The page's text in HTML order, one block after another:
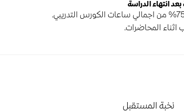
انتهاء الدراسة
اثناء المحاضرات.
نخبة المستقبل